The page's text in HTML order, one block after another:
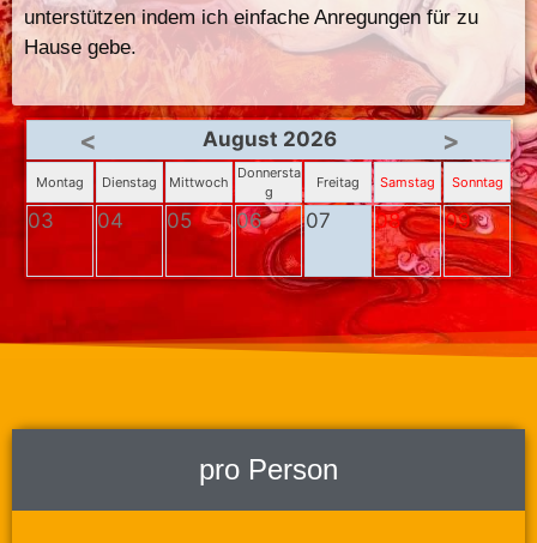
unterstützen indem ich einfache Anregungen für zu
Hause gebe.
< August 2026 >
Montag Dienstag Mittwoch
Donnersta
g
Freitag Samstag Sonntag
03 04 05 06 07 08 09
pro Person